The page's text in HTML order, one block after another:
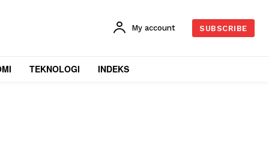
My account SUBSCRIBE
TEKNOLOGI INDEKS